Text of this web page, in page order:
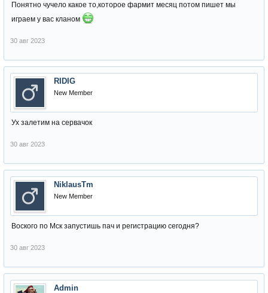
Понятно чучело какое то,которое фармит месяц потом пишет мы
играем у вас кланом
30 авг 2023
RIDIG
New Member
Ух залетим на сервачок
30 авг 2023
NiklausTm
New Member
Воского по Мск запустишь пач и регистрацию сегодня?
30 авг 2023
Admin